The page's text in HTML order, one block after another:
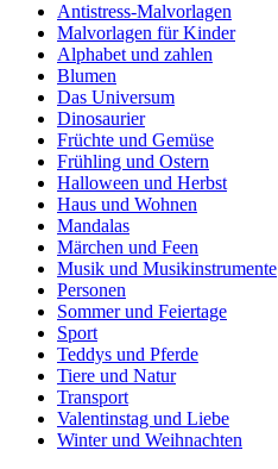
Antistress-Malvorlagen
Malvorlagen für Kinder
Alphabet und zahlen
Blumen
Das Universum
Dinosaurier
Früchte und Gemüse
Frühling und Ostern
Halloween und Herbst
Haus und Wohnen
Mandalas
Märchen und Feen
Musik und Musikinstrumente
Personen
Sommer und Feiertage
Sport
Teddys und Pferde
Tiere und Natur
Transport
Valentinstag und Liebe
Winter und Weihnachten